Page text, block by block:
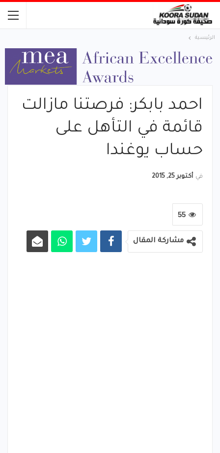
الرئيسية
احمد بابكر: فرصتنا مازالت
قائمة في التأهل على
حساب يوغندا
في أكتوبر 25, 2015
55
مشاركة المقال